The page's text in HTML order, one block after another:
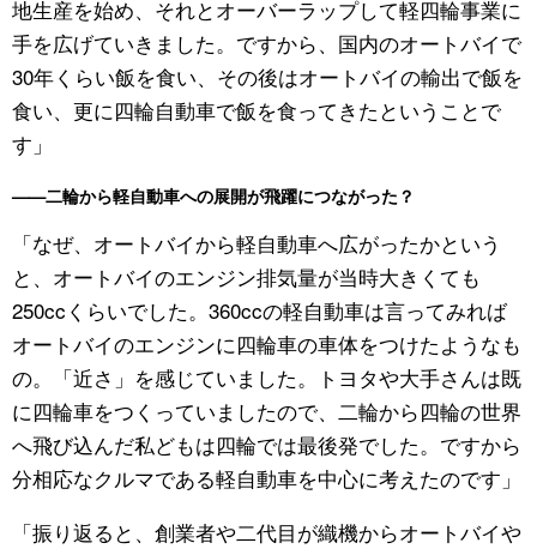
地生産を始め、それとオーバーラップして軽四輪事業に
手を広げていきました。ですから、国内のオートバイで
30年くらい飯を食い、その後はオートバイの輸出で飯を
食い、更に四輪自動車で飯を食ってきたということで
す」
——二輪から軽自動車への展開が飛躍につながった？
「なぜ、オートバイから軽自動車へ広がったかという
と、オートバイのエンジン排気量が当時大きくても
250ccくらいでした。360ccの軽自動車は言ってみれば
オートバイのエンジンに四輪車の車体をつけたようなも
の。「近さ」を感じていました。トヨタや大手さんは既
に四輪車をつくっていましたので、二輪から四輪の世界
へ飛び込んだ私どもは四輪では最後発でした。ですから
分相応なクルマである軽自動車を中心に考えたのです」
「振り返ると、創業者や二代目が織機からオートバイや